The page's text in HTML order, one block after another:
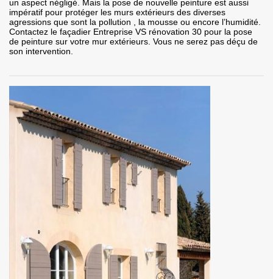
un aspect négligé. Mais la pose de nouvelle peinture est aussi
impératif pour protéger les murs extérieurs des diverses
agressions que sont la pollution , la mousse ou encore l’humidité.
Contactez le façadier Entreprise VS rénovation 30 pour la pose
de peinture sur votre mur extérieurs. Vous ne serez pas déçu de
son intervention.